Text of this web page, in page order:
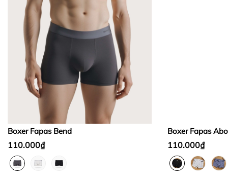
Bước 2:
Boxer Fapas Bend
110.000₫
Boxer Fapas
110.000₫